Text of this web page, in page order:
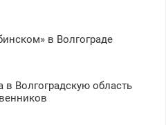
в Волгограде
в Волгоградскую область